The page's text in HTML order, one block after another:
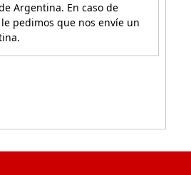
Argentina. En caso de
pedimos que nos envíe un